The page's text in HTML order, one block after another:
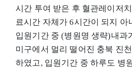
시간 투여 받은 후 혈관레이저
료시간 자체가 6시간이 되지 아
입원기간 중 (병원명 생략)내과
미구에서 멀리 떨어진 충북 진
하였고, 입원기간 중 하루도 병